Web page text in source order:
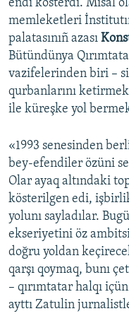
endi kösterdi. Misal
memleketleri
palatasınıñ azası
Bütündünya
vazifelerinden biri –
qurbanlarını
ile küreşke yol
«1993 senesinden
bey-efendiler özüni
Olar ayaq altındaki
kösterilgen edi,
yolunı sayladılar.
ekseriyetini öz
doğru yoldan
qarşı qoymaq, bunı
– qırımtatar halqı
ayttı Zatulin